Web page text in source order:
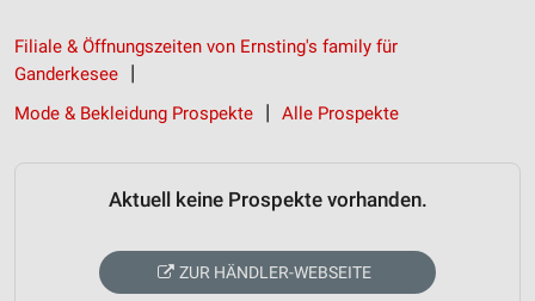
Filiale & Öffnungszeiten von Ernsting's family für
Ganderkesee
Mode & Bekleidung Prospekte
Alle Prospekte
Aktuell keine Prospekte vorhanden.
ZUR HÄNDLER-WEBSEITE